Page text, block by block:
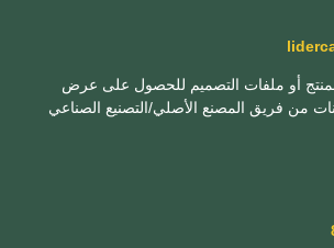
أو ملفات التصميم للحصول على عرض
من فريق المصنع الأصلي/التصنيع الصناعي